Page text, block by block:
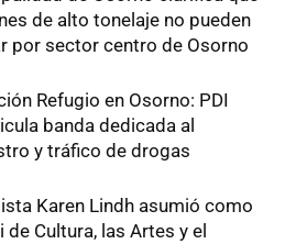
de alto tonelaje no pueden
por sector centro de Osorno
Refugio en Osorno: PDI
banda dedicada al
y tráfico de drogas
Karen Lindh asumió como
de Cultura, las Artes y el